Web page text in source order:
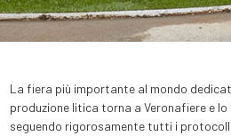
La fiera più importante al mondo
produzione litica torna a Veronafiere e
seguendo rigorosamente tutti i